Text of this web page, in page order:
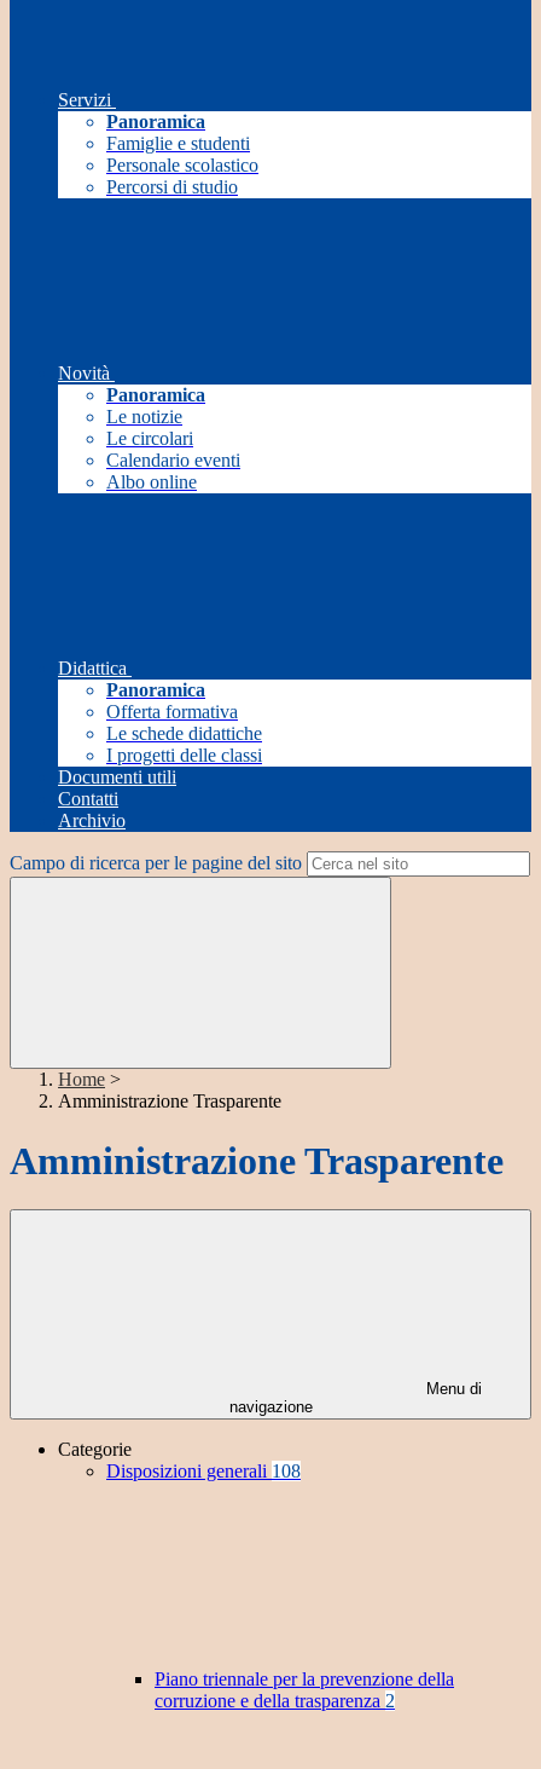
Servizi
Panoramica
Famiglie e studenti
Personale scolastico
Percorsi di studio
Novità
Panoramica
Le notizie
Le circolari
Calendario eventi
Albo online
Didattica
Panoramica
Offerta formativa
Le schede didattiche
I progetti delle classi
Documenti utili
Contatti
Archivio
Campo di ricerca per le pagine del sito
Home >
Amministrazione Trasparente
Amministrazione Trasparente
Menu di
navigazione
Categorie
Disposizioni generali 108
Piano triennale per la prevenzione della
corruzione e della trasparenza 2